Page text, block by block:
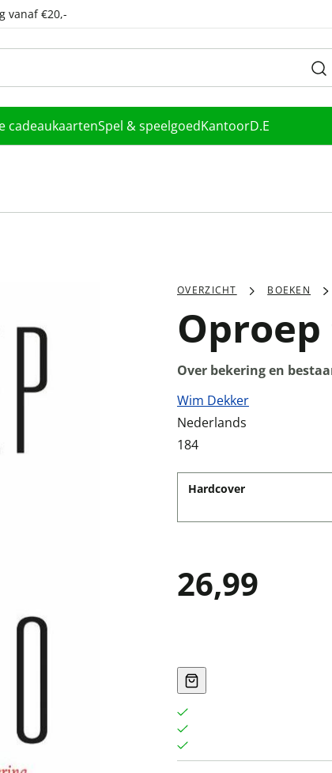
vanaf €20,-
cadeaukaartenSpel & speelgoedKantoorD.E
OVERZICHT BOEKEN
Over bekering en
Wim Dekker
Nederlands
184
Hardcover
26,99